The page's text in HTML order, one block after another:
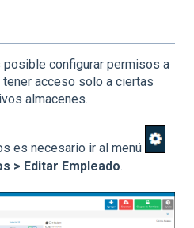
posible configurar permisos a
acceso solo a ciertas
almacenes.
es necesario ir al menú
> Editar Empleado.